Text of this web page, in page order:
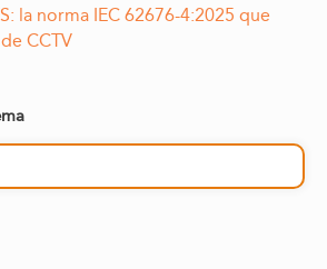
la norma IEC 62676-4:2025 que
CCTV